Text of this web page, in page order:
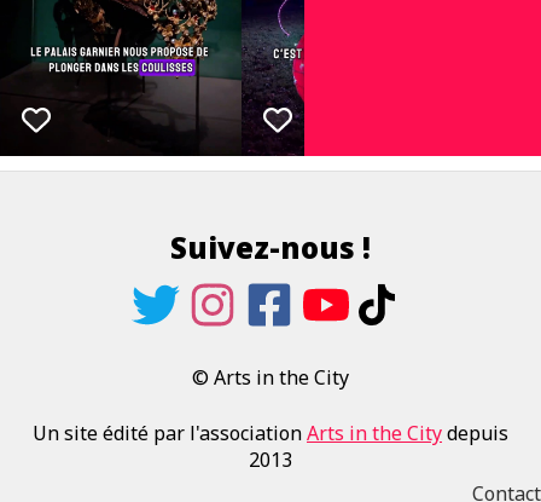
Suivez-nous !
© Arts in the City
Un site édité par l'associationArts in the Citydepuis
2013
Contact